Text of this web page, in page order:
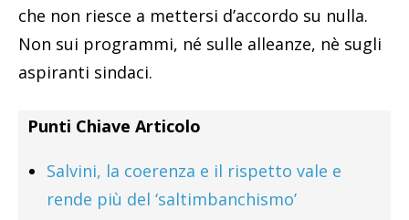
che non riesce a mettersi d’accordo su nulla.
Non sui programmi, né sulle alleanze, nè sugli
aspiranti sindaci.
Punti Chiave Articolo
Salvini, la coerenza e il rispetto vale e
rende più del ‘saltimbanchismo’